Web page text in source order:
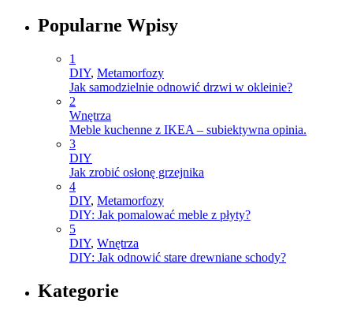
Popularne Wpisy
1
DIY, Metamorfozy
Jak samodzielnie odnowić drzwi w okleinie?
2
Wnętrza
Meble kuchenne z IKEA – subiektywna opinia.
3
DIY
Jak zrobić osłonę grzejnika
4
DIY, Metamorfozy
DIY: Jak pomalować meble z płyty?
5
DIY, Wnętrza
DIY: Jak odnowić stare drewniane schody?
Kategorie